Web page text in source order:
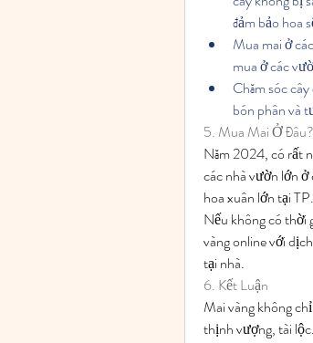
đảm bảo hoa
Mua mai ở
mua ở các
Chăm sóc
bón phân và
5. Mua Mai Ở Đâu?
Năm 2024, có rất
các nhà vườn lớn
hoa xuân lớn tại
Nếu không có thời
vàng online với
tại nhà.
6. Kết Luận
Mai vàng không
thịnh vượng, tài